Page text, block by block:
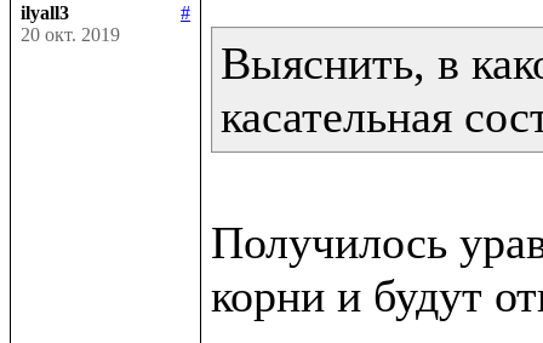
ilyall3
#
20 окт. 2019
Выяснить, в
касательная
Получилось